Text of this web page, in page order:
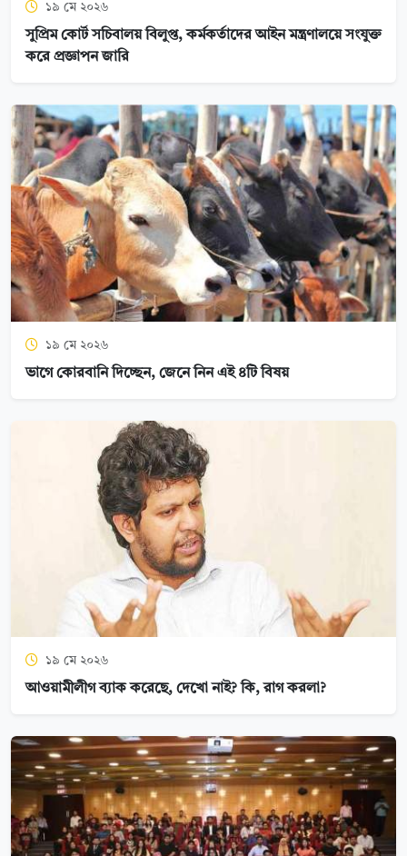
১৯ মে ২০২৬
সুপ্রিম কোর্ট সচিবালয় বিলুপ্ত, কর্মকর্তাদের আইন মন্ত্রণালয়ে সংযুক্ত
করে প্রজ্ঞাপন জারি
১৯ মে ২০২৬
ভাগে কোরবানি দিচ্ছেন, জেনে নিন এই ৪টি বিষয়
১৯ মে ২০২৬
আওয়ামীলীগ ব্যাক করেছে, দেখো নাই? কি, রাগ করলা?